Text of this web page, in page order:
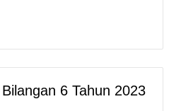
6 Tahun 2023